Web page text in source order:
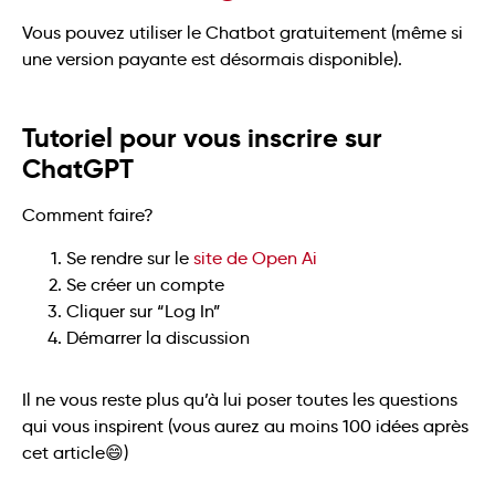
Vous pouvez utiliser le Chatbot gratuitement (même si
une version payante est désormais disponible).
Tutoriel pour vous inscrire sur
ChatGPT
Comment faire?
Se rendre sur le site de Open Ai
Se créer un compte
Cliquer sur “Log In”
Démarrer la discussion
Il ne vous reste plus qu’à lui poser toutes les questions
qui vous inspirent (vous aurez au moins 100 idées après
cet article😄)